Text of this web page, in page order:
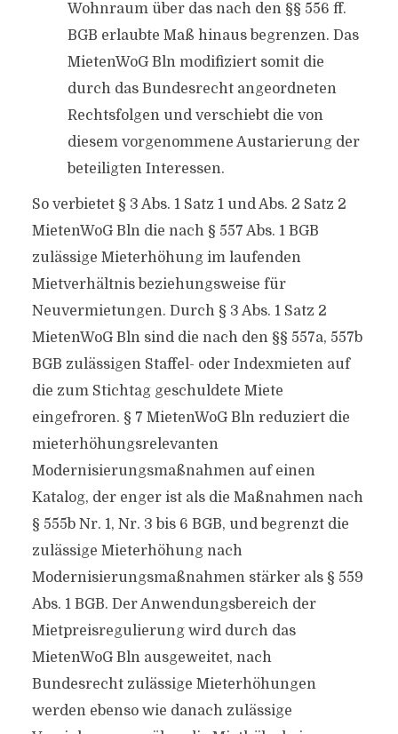
Wohnraum über das nach den §§ 556 ff.
BGB erlaubte Maß hinaus begrenzen. Das
MietenWoG Bln modifiziert somit die
durch das Bundesrecht angeordneten
Rechtsfolgen und verschiebt die von
diesem vorgenommene Austarierung der
beteiligten Interessen.
So verbietet § 3 Abs. 1 Satz 1 und Abs. 2 Satz 2
MietenWoG Bln die nach § 557 Abs. 1 BGB
zulässige Mieterhöhung im laufenden
Mietverhältnis beziehungsweise für
Neuvermietungen. Durch § 3 Abs. 1 Satz 2
MietenWoG Bln sind die nach den §§ 557a, 557b
BGB zulässigen Staffel- oder Indexmieten auf
die zum Stichtag geschuldete Miete
eingefroren. § 7 MietenWoG Bln reduziert die
mieterhöhungsrelevanten
Modernisierungsmaßnahmen auf einen
Katalog, der enger ist als die Maßnahmen nach
§ 555b Nr. 1, Nr. 3 bis 6 BGB, und begrenzt die
zulässige Mieterhöhung nach
Modernisierungsmaßnahmen stärker als § 559
Abs. 1 BGB. Der Anwendungsbereich der
Mietpreisregulierung wird durch das
MietenWoG Bln ausgeweitet, nach
Bundesrecht zulässige Mieterhöhungen
werden ebenso wie danach zulässige